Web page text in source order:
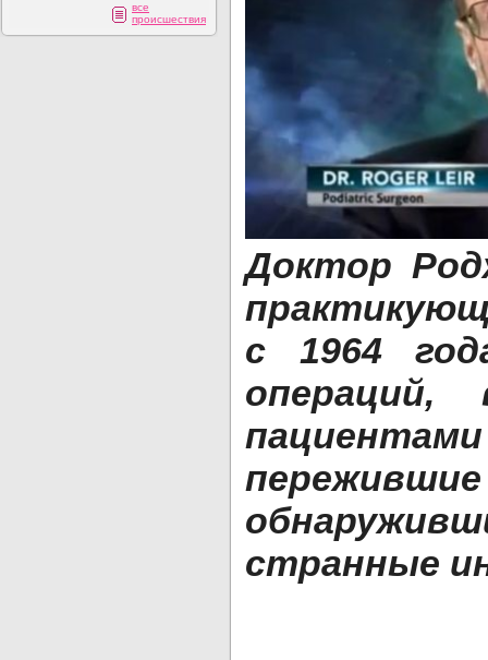
все
происшествия
Доктор
с 1964
странные